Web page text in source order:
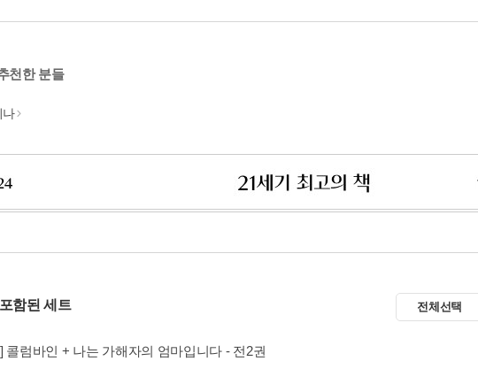
천한 분들
나
함된 세트 전체선택
콜럼바인 + 나는 가해자의 엄마입니다 - 전2권